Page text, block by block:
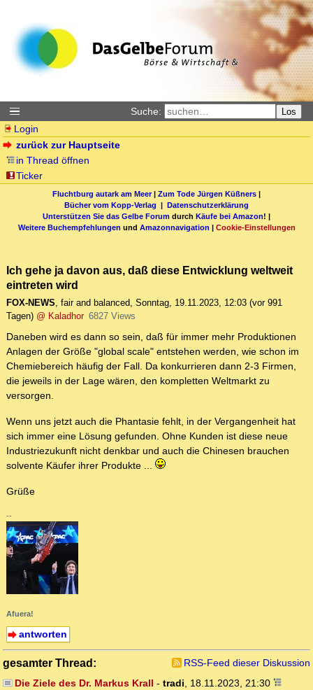
Suche: Los
Login
zurück zur Hauptseite
in Thread öffnen
Ticker
Fluchtburg autark am Meer| Zum Tode Jürgen Küßners |
Bücher vom Kopp-Verlag | Datenschutzerklärung
Unterstützen Sie das Gelbe Forum durch Käufe bei Amazon! |
Weitere Buchempfehlungen und Amazonnavigation | Cookie-Einstellungen
Ich gehe ja davon aus, daß diese Entwicklung weltweit
eintreten wird
FOX-NEWS, fair and balanced, Sonntag, 19.11.2023, 12:03 (vor 991
Tagen) @ Kaladhor 6827 Views
Daneben wird es dann so sein, daß für immer mehr Produktionen
Anlagen der Größe "global scale" entstehen werden, wie schon im
Chemiebereich häufig der Fall. Da konkurrieren dann 2-3 Firmen,
die jeweils in der Lage wären, den kompletten Weltmarkt zu
versorgen.
Wenn uns jetzt auch die Phantasie fehlt, in der Vergangenheit hat
sich immer eine Lösung gefunden. Ohne Kunden ist diese neue
Industriezukunft nicht denkbar und auch die Chinesen brauchen
solvente Käufer ihrer Produkte ...
Grüße
--
Afuera!
antworten
gesamter Thread:
RSS-Feed dieser Diskussion
Die Ziele des Dr. Markus Krall - tradi
18.11.2023, 21:30